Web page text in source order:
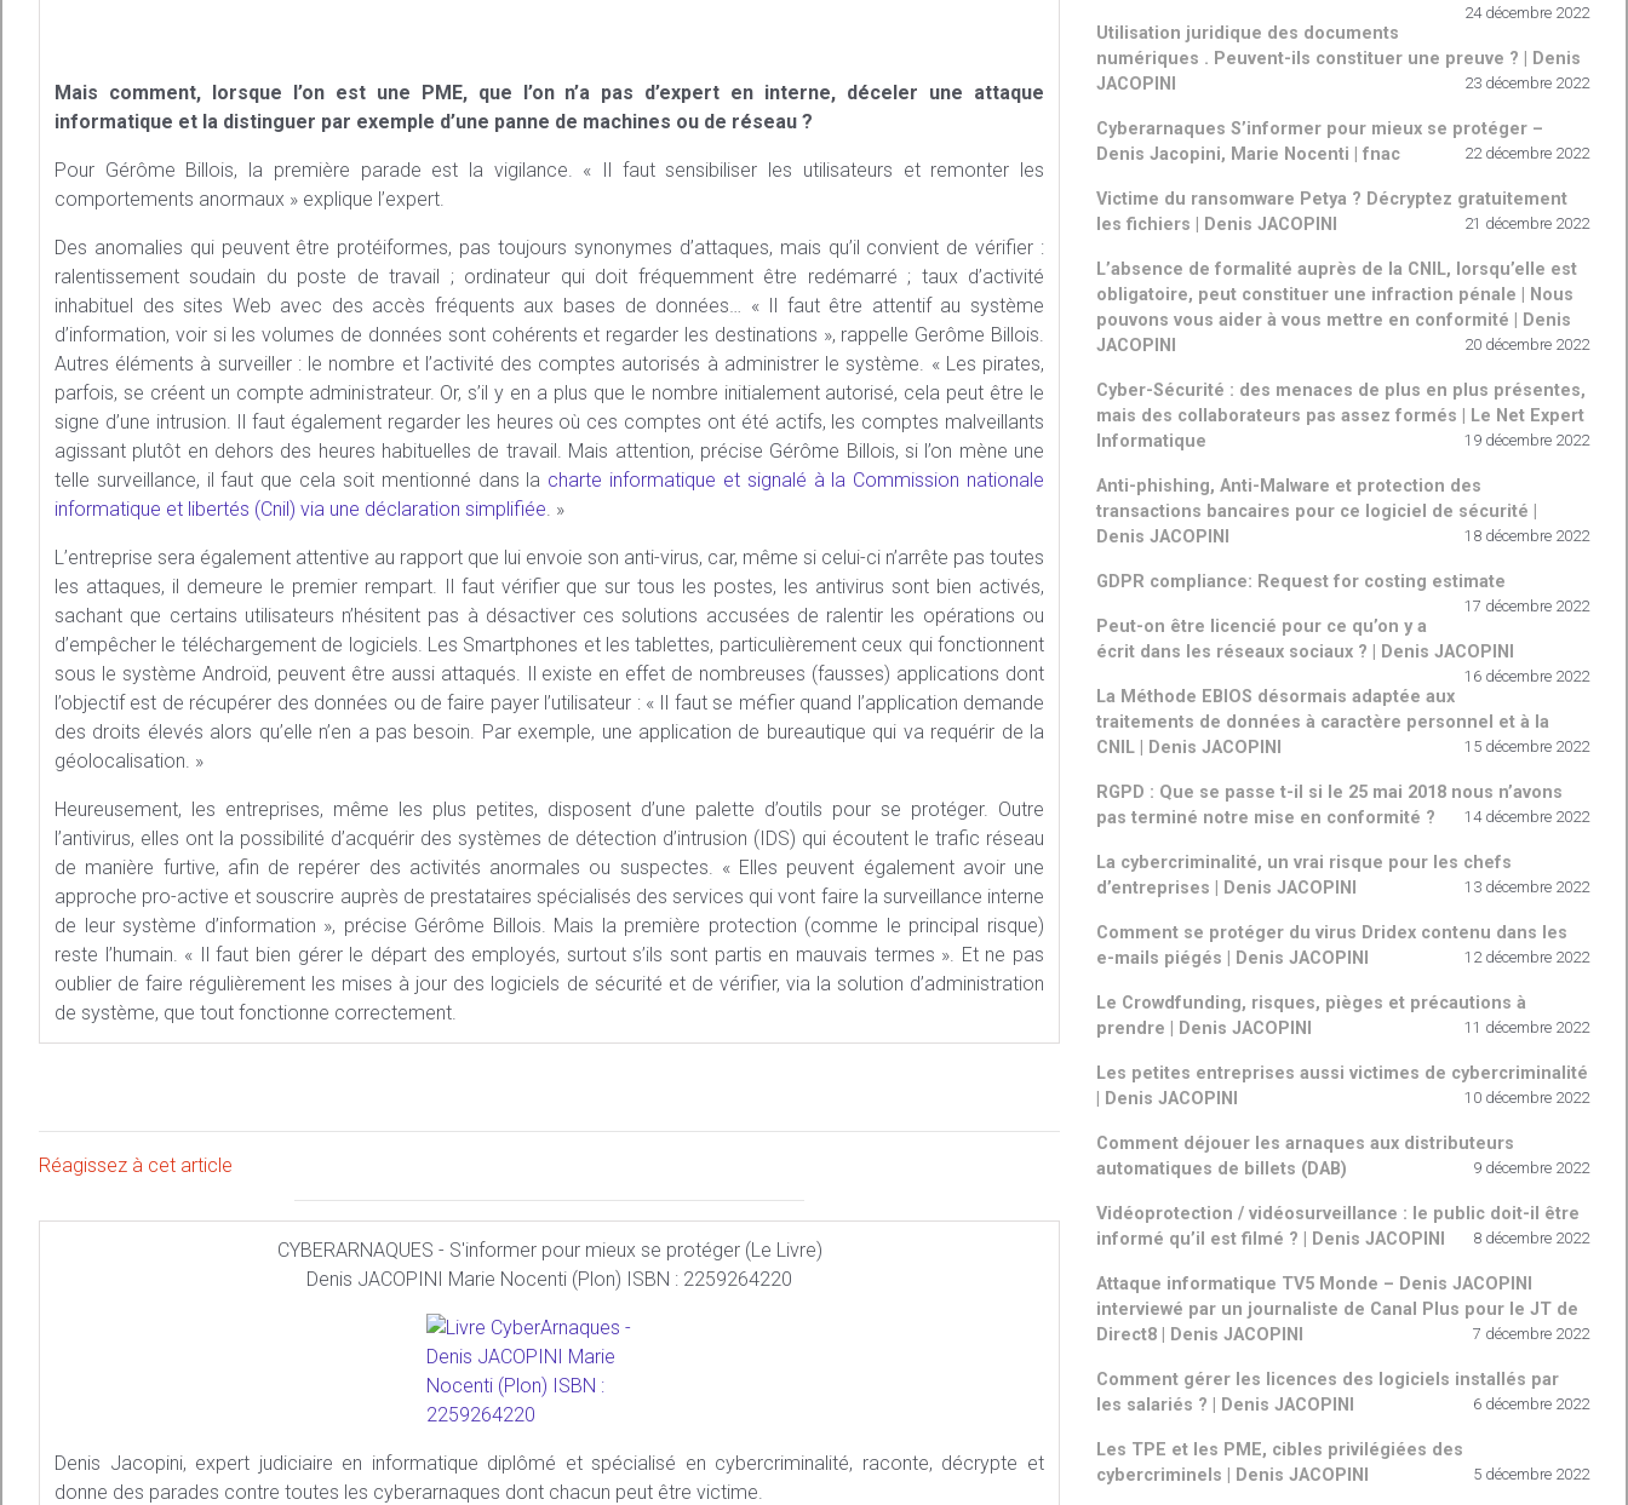
Mais comment, lorsque l’on est une PME, que l’on n’a pas d’expert en interne, déceler une attaque
informatique et la distinguer par exemple d’une panne de machines ou de réseau ?
Pour Gérôme Billois, la première parade est la vigilance. « Il faut sensibiliser les utilisateurs et remonter les
comportements anormaux » explique l’expert.
Des anomalies qui peuvent être protéiformes, pas toujours synonymes d’attaques, mais qu’il convient de vérifier :
ralentissement soudain du poste de travail ; ordinateur qui doit fréquemment être redémarré ; taux d’activité
inhabituel des sites Web avec des accès fréquents aux bases de données… « Il faut être attentif au système
d’information, voir si les volumes de données sont cohérents et regarder les destinations », rappelle Gerôme Billois.
Autres éléments à surveiller : le nombre et l’activité des comptes autorisés à administrer le système. « Les pirates,
parfois, se créent un compte administrateur. Or, s’il y en a plus que le nombre initialement autorisé, cela peut être le
signe d’une intrusion. Il faut également regarder les heures où ces comptes ont été actifs, les comptes malveillants
agissant plutôt en dehors des heures habituelles de travail. Mais attention, précise Gérôme Billois, si l’on mène une
telle surveillance, il faut que cela soit mentionné dans la charte informatique et signalé à la Commission nationale
informatique et libertés (Cnil) via une déclaration simplifiée. »
L’entreprise sera également attentive au rapport que lui envoie son anti-virus, car, même si celui-ci n’arrête pas toutes
les attaques, il demeure le premier rempart. Il faut vérifier que sur tous les postes, les antivirus sont bien activés,
sachant que certains utilisateurs n’hésitent pas à désactiver ces solutions accusées de ralentir les opérations ou
d’empêcher le téléchargement de logiciels. Les Smartphones et les tablettes, particulièrement ceux qui fonctionnent
sous le système Androïd, peuvent être aussi attaqués. Il existe en effet de nombreuses (fausses) applications dont
l’objectif est de récupérer des données ou de faire payer l’utilisateur : « Il faut se méfier quand l’application demande
des droits élevés alors qu’elle n’en a pas besoin. Par exemple, une application de bureautique qui va requérir de la
géolocalisation. »
Heureusement, les entreprises, même les plus petites, disposent d’une palette d’outils pour se protéger. Outre
l’antivirus, elles ont la possibilité d’acquérir des systèmes de détection d’intrusion (IDS) qui écoutent le trafic réseau
de manière furtive, afin de repérer des activités anormales ou suspectes. « Elles peuvent également avoir une
approche pro-active et souscrire auprès de prestataires spécialisés des services qui vont faire la surveillance interne
de leur système d’information », précise Gérôme Billois. Mais la première protection (comme le principal risque)
reste l’humain. « Il faut bien gérer le départ des employés, surtout s’ils sont partis en mauvais termes ». Et ne pas
oublier de faire régulièrement les mises à jour des logiciels de sécurité et de vérifier, via la solution d’administration
de système, que tout fonctionne correctement.
Réagissez à cet article
CYBERARNAQUES - S'informer pour mieux se protéger (Le Livre)
Denis JACOPINI Marie Nocenti (Plon) ISBN : 2259264220
Denis Jacopini, expert judiciaire en informatique diplômé et spécialisé en cybercriminalité, raconte, décrypte et
donne des parades contre toutes les cyberarnaques dont chacun peut être victime.
24 décembre 2022
Utilisation juridique des documents
numériques . Peuvent-ils constituer une preuve ? | Denis
JACOPINI
23 décembre 2022
Cyberarnaques S’informer pour mieux se protéger –
Denis Jacopini, Marie Nocenti | fnac
22 décembre 2022
Victime du ransomware Petya ? Décryptez gratuitement
les fichiers | Denis JACOPINI
21 décembre 2022
L’absence de formalité auprès de la CNIL, lorsqu’elle est
obligatoire, peut constituer une infraction pénale | Nous
pouvons vous aider à vous mettre en conformité | Denis
JACOPINI
20 décembre 2022
Cyber-Sécurité : des menaces de plus en plus présentes,
mais des collaborateurs pas assez formés | Le Net Expert
Informatique
19 décembre 2022
Anti-phishing, Anti-Malware et protection des
transactions bancaires pour ce logiciel de sécurité |
Denis JACOPINI
18 décembre 2022
GDPR compliance: Request for costing estimate
17 décembre 2022
Peut-on être licencié pour ce qu’on y a
écrit dans les réseaux sociaux ? | Denis JACOPINI
16 décembre 2022
La Méthode EBIOS désormais adaptée aux
traitements de données à caractère personnel et à la
CNIL | Denis JACOPINI
15 décembre 2022
RGPD : Que se passe t-il si le 25 mai 2018 nous n’avons
pas terminé notre mise en conformité ?
14 décembre 2022
La cybercriminalité, un vrai risque pour les chefs
d’entreprises | Denis JACOPINI
13 décembre 2022
Comment se protéger du virus Dridex contenu dans les
e-mails piégés | Denis JACOPINI
12 décembre 2022
Le Crowdfunding, risques, pièges et précautions à
prendre | Denis JACOPINI
11 décembre 2022
Les petites entreprises aussi victimes de cybercriminalité
| Denis JACOPINI
10 décembre 2022
Comment déjouer les arnaques aux distributeurs
automatiques de billets (DAB)
9 décembre 2022
Vidéoprotection / vidéosurveillance : le public doit-il être
informé qu’il est filmé ? | Denis JACOPINI
8 décembre 2022
Attaque informatique TV5 Monde – Denis JACOPINI
interviewé par un journaliste de Canal Plus pour le JT de
Direct8 | Denis JACOPINI
7 décembre 2022
Comment gérer les licences des logiciels installés par
les salariés ? | Denis JACOPINI
6 décembre 2022
Les TPE et les PME, cibles privilégiées des
cybercriminels | Denis JACOPINI
5 décembre 2022